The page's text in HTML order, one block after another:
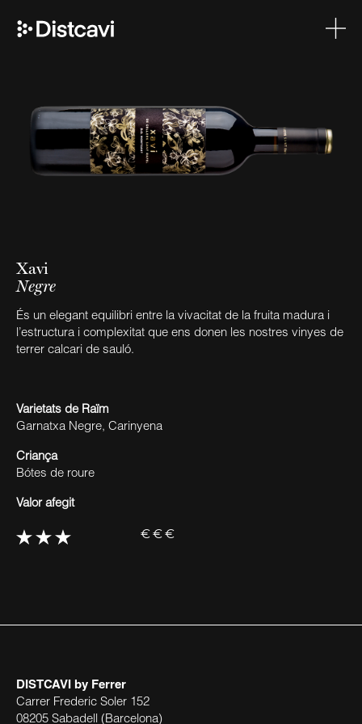
Xavi
Negre
És un elegant equilibri entre la vivacitat de la fruita madura i
l’estructura i complexitat que ens donen les nostres vinyes de
terrer calcari de sauló.
Varietats de Raïm
Garnatxa Negre, Carinyena
Criança
Bótes de roure
Valor afegit
€€€
DISTCAVI by Ferrer
Carrer Frederic Soler 152
08205 Sabadell (Barcelona)